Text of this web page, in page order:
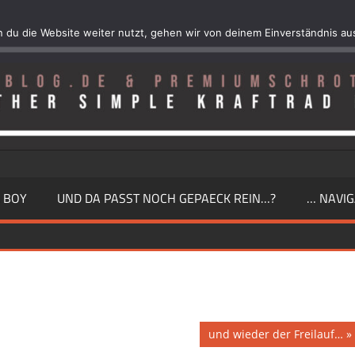
UND DA PASST NOCH GEPAECK REIN…? …
Nächster
und wieder der Freilauf…
du die Website weiter nutzt, gehen wir von deinem Einverständnis